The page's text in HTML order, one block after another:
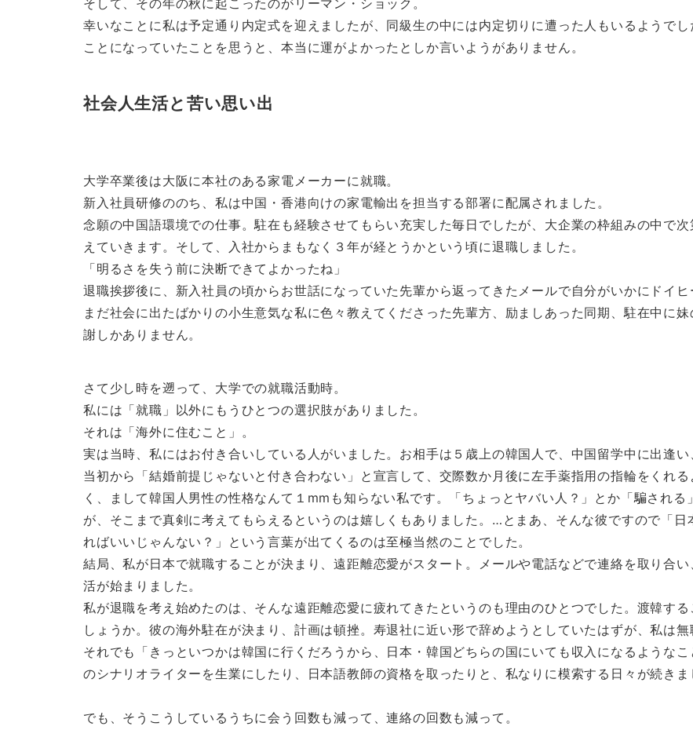
そして、その年の秋に起こったのがリーマン・ショック。
幸いなことに私は予定通り内定式を迎えましたが、同級生の中には内定切りに遭った人もいるようで
ことになっていたことを思うと、本当に運がよかったとしか言いようがありません。
社会人生活と苦い思い出
大学卒業後は大阪に本社のある家電メーカーに就職。
新入社員研修ののち、私は中国・香港向けの家電輸出を担当する部署に配属されました。
念願の中国語環境での仕事。駐在も経験させてもらい充実した毎日でしたが、大企業の枠組みの中で
えていきます。そして、入社からまもなく３年が経とうかという頃に退職しました。
「明るさを失う前に決断できてよかったね」
退職挨拶後に、新入社員の頃からお世話になっていた先輩から返ってきたメールで自分がいかにドイ
まだ社会に出たばかりの小生意気な私に色々教えてくださった先輩方、励ましあった同期、駐在中に
謝しかありません。
さて少し時を遡って、大学での就職活動時。
私には「就職」以外にもうひとつの選択肢がありました。
それは「海外に住むこと」。
実は当時、私にはお付き合いしている人がいました。お相手は５歳上の韓国人で、中国留学中に出逢い
当初から「結婚前提じゃないと付き合わない」と宣言して、交際数か月後に左手薬指用の指輪をくれ
く、まして韓国人男性の性格なんて１mmも知らない私です。「ちょっとヤバい人？」とか「騙され
が、そこまで真剣に考えてもらえるというのは嬉しくもありました。…とまあ、そんな彼ですので「
ればいいじゃんない？」という言葉が出てくるのは至極当然のことでした。
結局、私が日本で就職することが決まり、遠距離恋愛がスタート。メールや電話などで連絡を取り合
活が始まりました。
私が退職を考え始めたのは、そんな遠距離恋愛に疲れてきたというのも理由のひとつでした。渡韓す
しょうか。彼の海外駐在が決まり、計画は頓挫。寿退社に近い形で辞めようとしていたはずが、私は無
それでも「きっといつかは韓国に行くだろうから、日本・韓国どちらの国にいても収入になるような
のシナリオライターを生業にしたり、日本語教師の資格を取ったりと、私なりに模索する日々が続きま
でも、そうこうしているうちに会う回数も減って、連絡の回数も減って。